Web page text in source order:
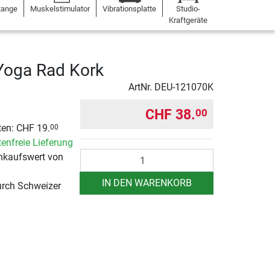
Muskelstimulator Vibrationsplatte
Studio-
Kraftgeräte
Rad Kork
ArtNr. DEU-121070K
CHF 19.00
Lieferung
von
Schweizer
CHF 38.00
IN DEN WARENKORB